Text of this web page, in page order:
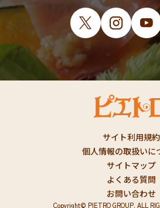
X（新しいウィン
Instagram
サイト利用規約
個人情報の取扱いに
サイトマップ
よくある質問
お問い合わせ
Copyright© PIETRO GROUP. ALL